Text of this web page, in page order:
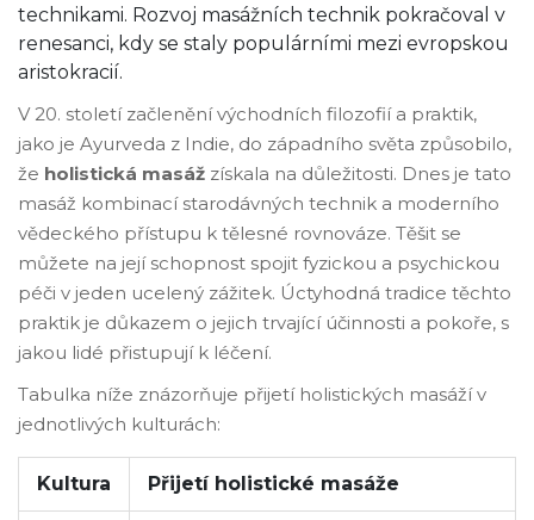
technikami. Rozvoj masážních technik pokračoval v
renesanci, kdy se staly populárními mezi evropskou
aristokracií.
V 20. století začlenění východních filozofií a praktik,
jako je Ayurveda z Indie, do západního světa způsobilo,
že holistická masáž získala na důležitosti. Dnes je tato
masáž kombinací starodávných technik a moderního
vědeckého přístupu k tělesné rovnováze. Těšit se
můžete na její schopnost spojit fyzickou a psychickou
péči v jeden ucelený zážitek. Úctyhodná tradice těchto
praktik je důkazem o jejich trvající účinnosti a pokoře, s
jakou lidé přistupují k léčení.
Tabulka níže znázorňuje přijetí holistických masáží v
jednotlivých kulturách:
Kultura Přijetí holistické masáže